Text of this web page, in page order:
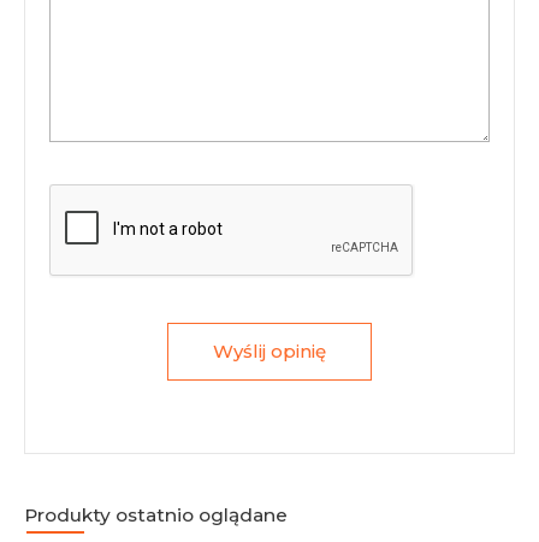
Wyślij opinię
Produkty ostatnio oglądane